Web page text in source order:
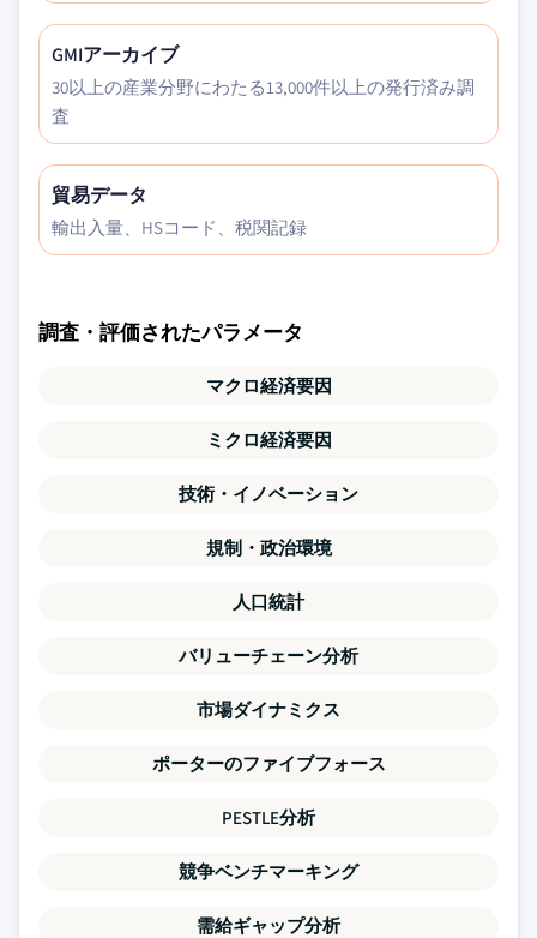
GMIアーカイブ
30以上の産業分野にわたる13,000件以上の発行済み調
査
貿易データ
輸出入量、HSコード、税関記録
調査・評価されたパラメータ
マクロ経済要因
ミクロ経済要因
技術・イノベーション
規制・政治環境
人口統計
バリューチェーン分析
市場ダイナミクス
ポーターのファイブフォース
PESTLE分析
競争ベンチマーキング
需給ギャップ分析